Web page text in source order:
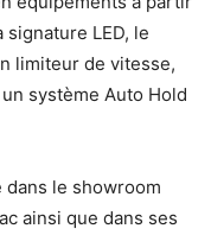
LED, le
limiteur de vitesse,
système Auto Hold
dans le showroom
ainsi que dans ses